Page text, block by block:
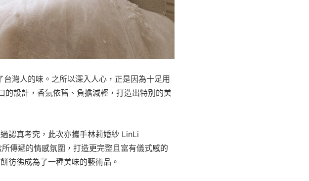
灣人的味。之所以深入人心，正是因為十足用
設計，香氣依舊、負擔減輕，打造出特別的美
認真考究，此次亦攜手林莉婚紗 LinLi
傳遞的情感氛圍，打造更完整且富有儀式感的
彷彿成為了一種美味的藝術品。